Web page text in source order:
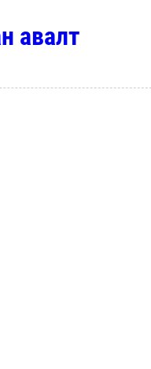
авалт